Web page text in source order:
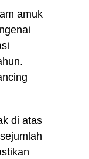
amuk
di atas